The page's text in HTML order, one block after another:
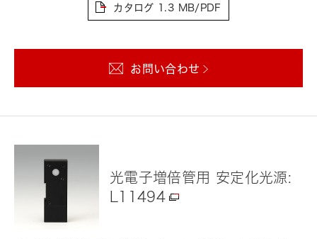
カタログ 1.3 MB/PDF
お問い合わせ
光電子増倍管用 安定化光源:
L11494